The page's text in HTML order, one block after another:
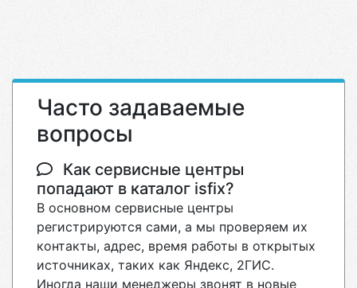
Часто задаваемые
вопросы
Как сервисные центры
попадают в каталог isfix?
В основном сервисные центры
регистрируются сами, а мы проверяем их
контакты, адрес, время работы в открытых
источниках, таких как Яндекс, 2ГИС.
Иногда наши менеджеры звонят в новые